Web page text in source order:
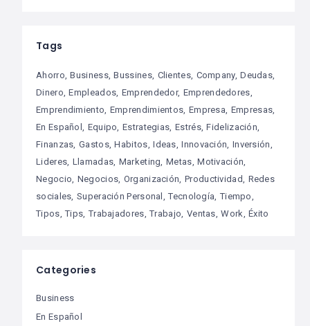
Tags
Ahorro Business Bussines Clientes Company Deudas
Dinero Empleados Emprendedor Emprendedores
Emprendimiento Emprendimientos Empresa Empresas
En Español Equipo Estrategias Estrés Fidelización
Finanzas Gastos Habitos Ideas Innovación Inversión
Lideres Llamadas Marketing Metas Motivación
Negocio Negocios Organización Productividad Redes
sociales Superación Personal Tecnología Tiempo
Tipos Tips Trabajadores Trabajo Ventas Work Éxito
Categories
Business
En Español